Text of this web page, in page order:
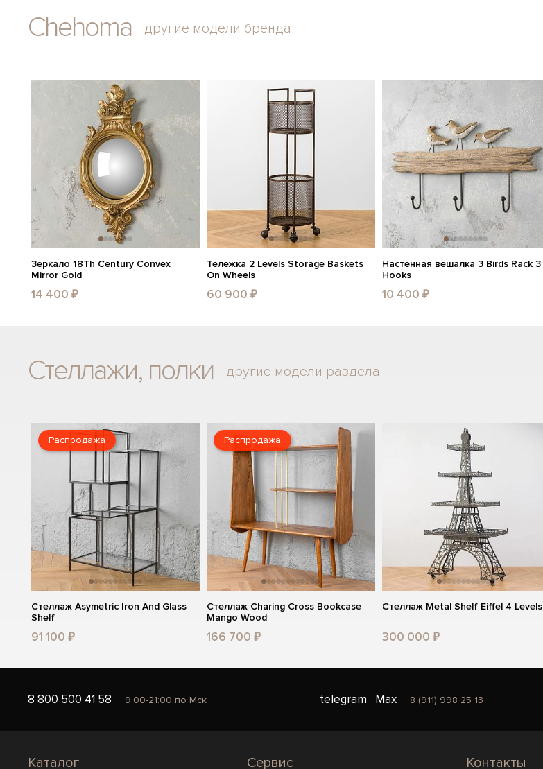
Chehoma другие модели бренда
Зеркало 18Th Century Convex
Mirror Gold
14 400 ₽
Тележка 2 Levels Storage Baskets
On Wheels
60 900 ₽
Настенная вешалка 3 Birds Rack 3
Hooks
10 400 ₽
Стеллажи, полки другие модели раздела
Распродажа
Стеллаж Asymetric Iron And Glass
Shelf
91 100 ₽
Распродажа
Стеллаж Charing Cross Bookcase
Mango Wood
166 700 ₽
Стеллаж Metal Shelf Eiffel 4 Levels
300 000 ₽
8 800 500 41 58 9:00-21:00 по Мск telegram Max 8 (911) 998 25 13
Каталог Сервис Контакты